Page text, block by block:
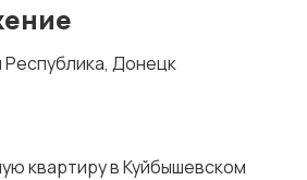
Донецк
квартиру в Куйбышевском